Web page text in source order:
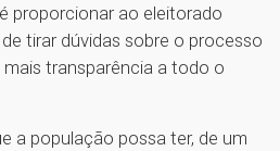
proporcionar ao eleitorado
tirar dúvidas sobre o processo
transparência a todo o
a população possa ter, de um